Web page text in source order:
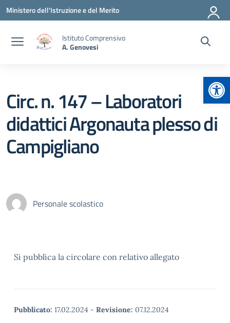
Vai ai contenuti
Vai al menu di navigazione
Vai al footer
Ministero dell'Istruzione e del Merito
Istituto Comprensivo
A. Genovesi
Circ. n. 147 – Laboratori
didattici Argonauta plesso di
Campigliano
Personale scolastico
Si pubblica la circolare con relativo allegato
Pubblicato: 17.02.2024 - Revisione: 07.12.2024